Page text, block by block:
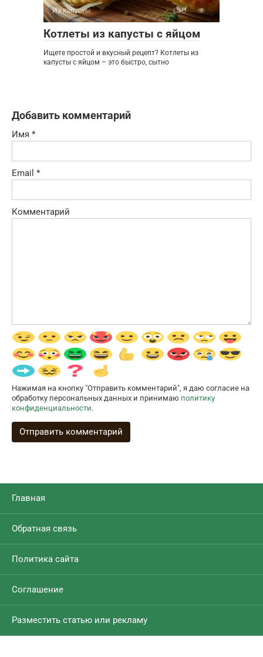
Из капусты 0
Котлеты из капусты с яйцом
Ищете простой и вкусный рецепт? Котлеты из
капусты с яйцом – это быстро, сытно
Добавить комментарий
Имя *
Email *
Комментарий
Нажимая на кнопку "Отправить комментарий", я даю согласие на
обработку персональных данных и принимаю политику
конфиденциальности.
Главная
Обратная связь
Политика сайта
Соглашение
Разместить статью или рекламу